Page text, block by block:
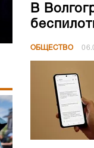
В
ОБЩЕСТВО